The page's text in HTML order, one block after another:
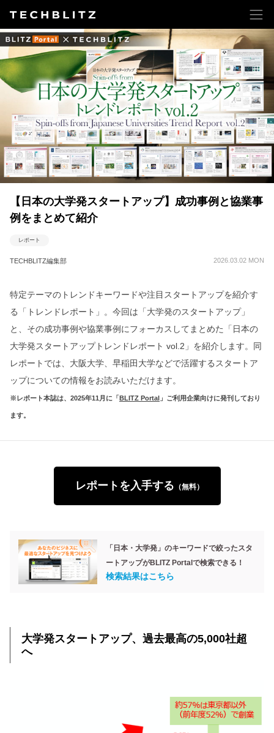
【日本の大学発スタートアップ】成功事例と協業事
例をまとめて紹介
レポート
TECHBLITZ編集部 2026.03.02 MON
特定テーマのトレンドキーワードや注目スタートアップを紹介す
る「トレンドレポート」。今回は「大学発のスタートアップ」
と、その成功事例や協業事例にフォーカスしてまとめた「日本の
大学発スタートアップトレンドレポート vol.2」を紹介します。同
レポートでは、大阪大学、早稲田大学などで活躍するスタートア
ップについての情報をお読みいただけます。
※レポート本誌は、2025年11月に「 BLITZ Portal 」ご利用企業向けに発刊しており
ます。
レポートを入手する （無料）
「日本・大学発」のキーワードで絞ったスタ
ートアップがBLITZ Portalで検索できる！
検索結果はこちら
大学発スタートアップ、過去最高の5,000社超
へ